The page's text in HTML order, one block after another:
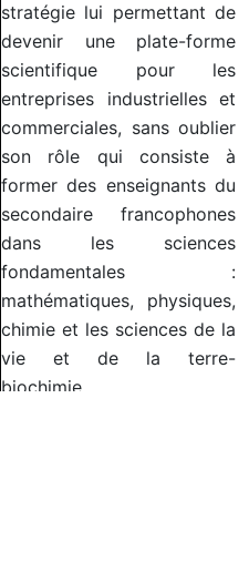
stratégie lui permettant de
devenir une plate-forme
scientifique pour les
entreprises industrielles et
commerciales, sans oublier
son rôle qui consiste à
former des enseignants du
secondaire francophones
dans les sciences
fondamentales :
mathématiques, physiques,
chimie et les sciences de la
vie et de la terre-
biochimie.